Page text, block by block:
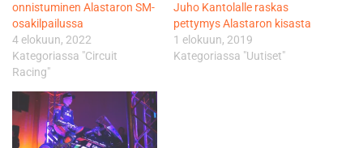
onnistuminen Alastaron SM-
osakilpailussa
4 elokuun, 2022
Kategoriassa "Circuit
Racing"
Juho Kantolalle raskas
pettymys Alastaron kisasta
1 elokuun, 2019
Kategoriassa "Uutiset"